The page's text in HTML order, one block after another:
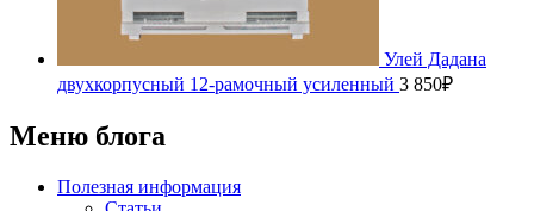
Улей Дадана
двухкорпусный 12-рамочный усиленный 3 850₽
Меню блога
Полезная информация